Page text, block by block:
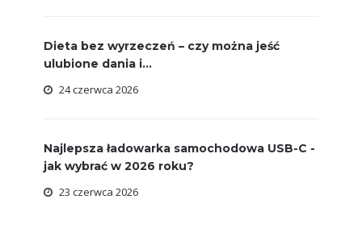
Dieta bez wyrzeczeń – czy można jeść
ulubione dania i...
24 czerwca 2026
Najlepsza ładowarka samochodowa USB-C -
jak wybrać w 2026 roku?
23 czerwca 2026